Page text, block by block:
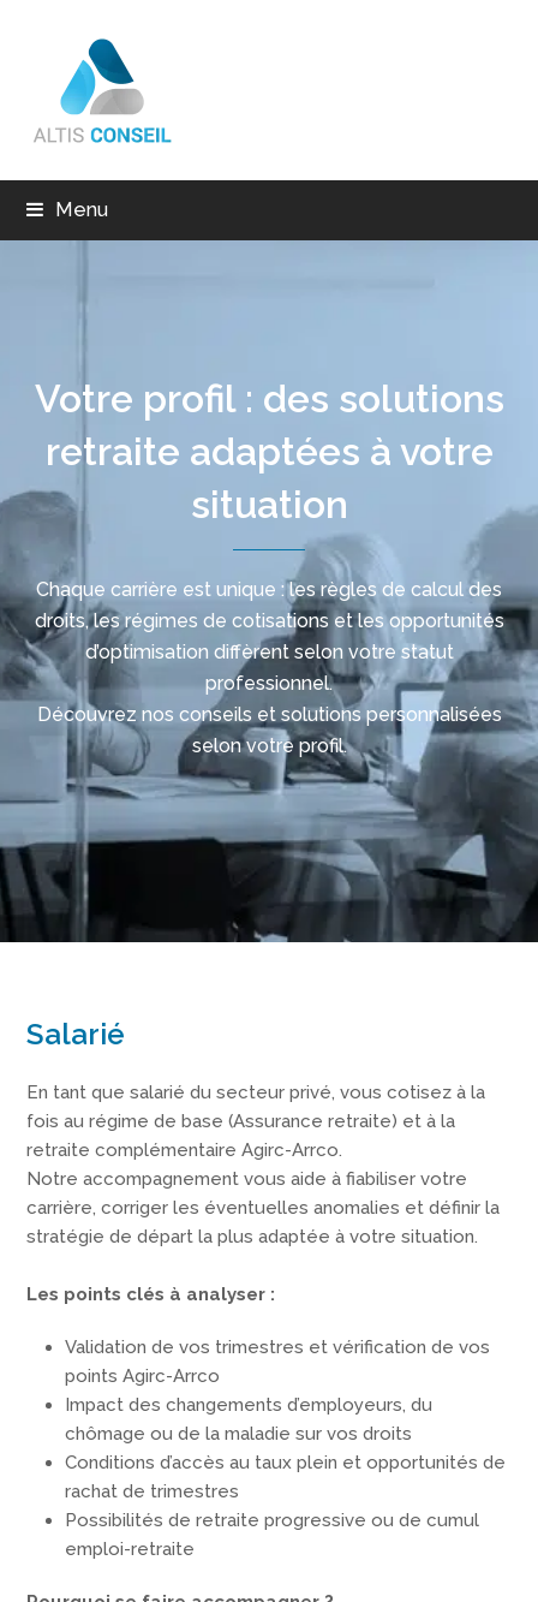
Menu
Votre profil : des solutions
retraite adaptées à votre
situation
Chaque carrière est unique : les règles de calcul des
droits, les régimes de cotisations et les opportunités
d’optimisation diffèrent selon votre statut
professionnel.
Découvrez nos conseils et solutions personnalisées
selon votre profil.
Salarié
En tant que salarié du secteur privé, vous cotisez à la
fois au régime de base (Assurance retraite) et à la
retraite complémentaire Agirc-Arrco.
Notre accompagnement vous aide à fiabiliser votre
carrière, corriger les éventuelles anomalies et définir la
stratégie de départ la plus adaptée à votre situation.
Les points clés à analyser :
Validation de vos trimestres et vérification de vos
points Agirc-Arrco
Impact des changements d’employeurs, du
chômage ou de la maladie sur vos droits
Conditions d’accès au taux plein et opportunités de
rachat de trimestres
Possibilités de retraite progressive ou de cumul
emploi-retraite